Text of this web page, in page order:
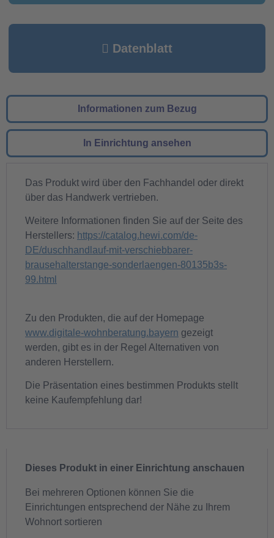
Datenblatt
Informationen zum Bezug
In Einrichtung ansehen
Das Produkt wird über den Fachhandel oder direkt
über das Handwerk vertrieben.
Weitere Informationen finden Sie auf der Seite des
Herstellers: https://catalog.hewi.com/de-
DE/duschhandlauf-mit-verschiebbarer-
brausehalterstange-sonderlaengen-80135b3s-
99.html
Zu den Produkten, die auf der Homepage
www.digitale-wohnberatung.bayern gezeigt
werden, gibt es in der Regel Alternativen von
anderen Herstellern.
Die Präsentation eines bestimmen Produkts stellt
keine Kaufempfehlung dar!
Dieses Produkt in einer Einrichtung anschauen
Bei mehreren Optionen können Sie die
Einrichtungen entsprechend der Nähe zu Ihrem
Wohnort sortieren